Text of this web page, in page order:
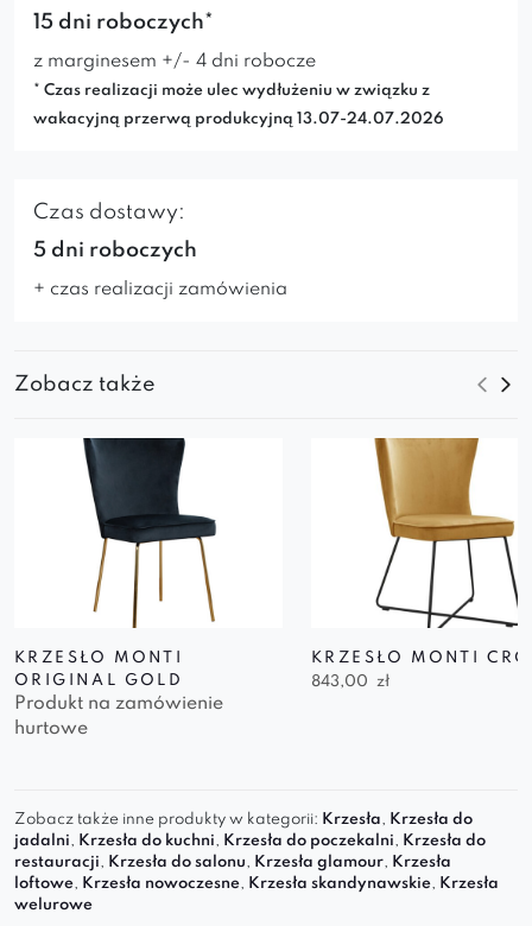
15 dni roboczych*
z marginesem +/- 4 dni robocze
* Czas realizacji może ulec wydłużeniu w związku z
wakacyjną przerwą produkcyjną 13.07-24.07.2026
Czas dostawy:
5 dni roboczych
+ czas realizacji zamówienia
Zobacz także
KRZESŁO MONTI
ORIGINAL GOLD
Produkt na zamówienie
hurtowe
KRZESŁO MONTI
843,00
zł
Zobacz także inne produkty w kategorii: Krzesła, Krzesła do
jadalni, Krzesła do kuchni, Krzesła do poczekalni, Krzesła do
restauracji, Krzesła do salonu, Krzesła glamour, Krzesła
loftowe, Krzesła nowoczesne, Krzesła skandynawskie, Krzesła
welurowe